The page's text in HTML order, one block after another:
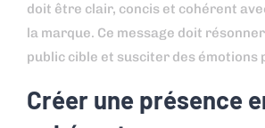
doit être clair, concis et cohérent
la marque. Ce message doit
public cible et susciter des émotions
Créer une présence